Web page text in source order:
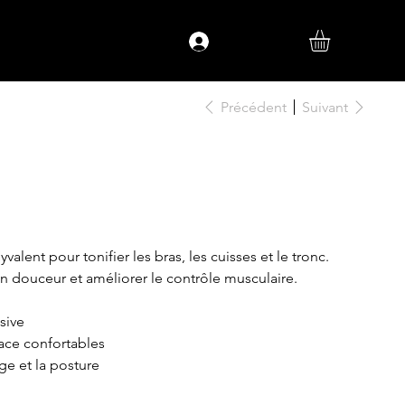
Précédent Suivant
pour tonifier les bras, les cuisses et le tronc.
douceur et améliorer le contrôle musculaire.
confortables
et la posture